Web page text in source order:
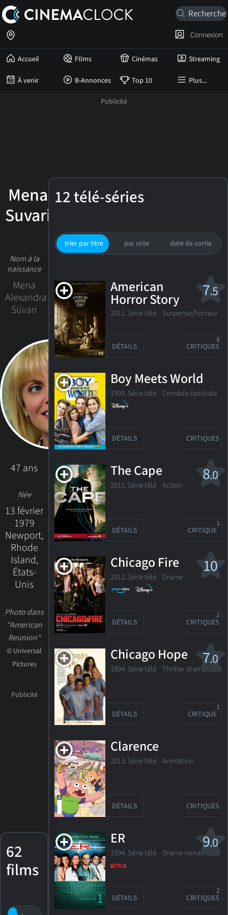
Accueil FIlms Cinémas Streaming
À venir B-Annonces Top 10 Plus...
Connexion
Mena
Suvari
Nom à la
naissance
Mena
Alexandra
Süvari
47 ans
Née
13 février
1979
Newport,
Rhode
Island,
États-
Unis
Photo dans
"American
Reunion"
© Universal
Pictures
62
films
12 télé-séries
trier par titre par cote date de sortie
7.5
American
Horror Story
2011. Série télé Suspense/horreur
DÉTAILS CRITIQUES
8
Boy Meets World
1993. Série télé Comédie familiale
DÉTAILS CRITIQUES
8.0
The Cape
2011. Série télé Action
DÉTAILS CRITIQUE
1
10
Chicago Fire
2012. Série télé Drame
DÉTAILS CRITIQUES
2
7.0
Chicago Hope
1994. Série télé Thriller dramatique
DÉTAILS CRITIQUE
1
Clarence
2013. Série télé Animation
DÉTAILS CRITIQUES
9.0
ER
1994. Série télé Drame romantique
DÉTAILS CRITIQUES
2